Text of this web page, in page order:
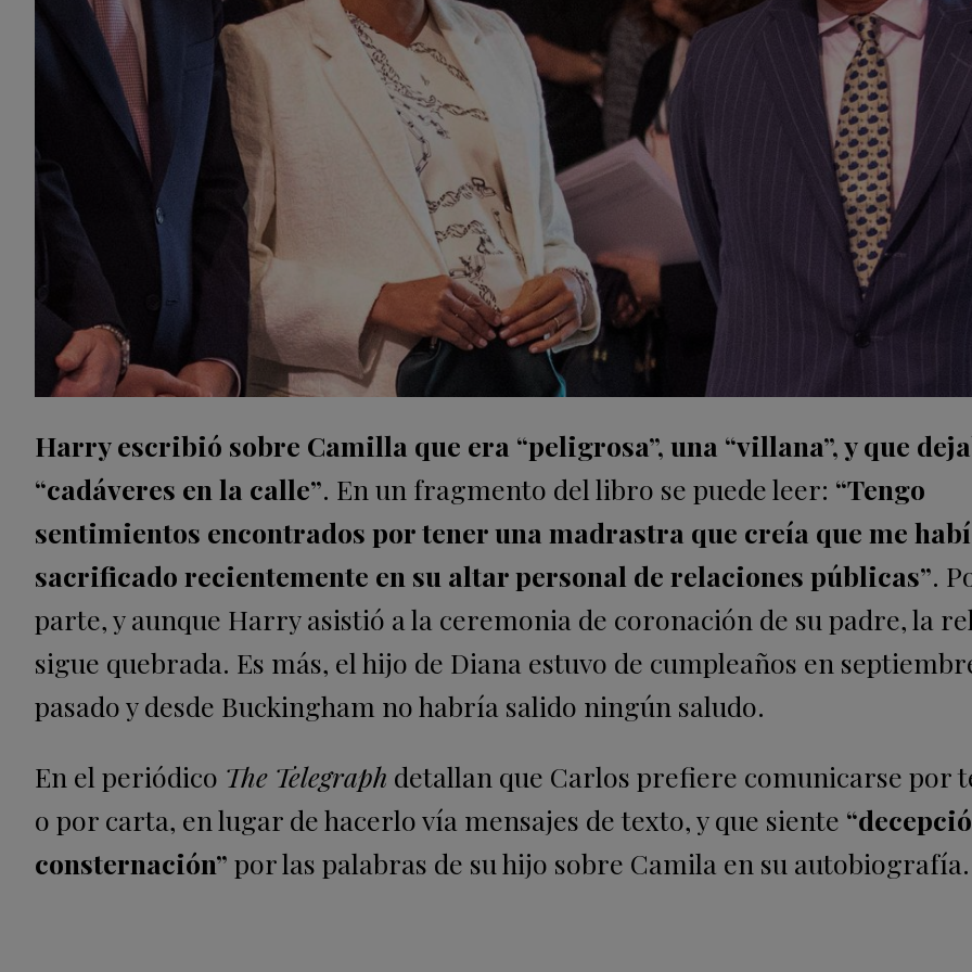
Harry escribió sobre Camilla que era “peligrosa”, una “villana”, y que
“cadáveres en la calle”. En un fragmento del libro se puede leer: “Tengo
sentimientos encontrados por tener una madrastra que creía que me
sacrificado recientemente en su altar personal de relaciones públicas”.
parte, y aunque Harry asistió a la ceremonia de coronación de su padre, la
sigue quebrada. Es más, el hijo de Diana estuvo de cumpleaños en
pasado y desde Buckingham no habría salido ningún saludo.
En el periódico The Telegraph detallan que Carlos prefiere comunicarse por
o por carta, en lugar de hacerlo vía mensajes de texto, y que siente
consternación” por las palabras de su hijo sobre Camila en su autobiografía.